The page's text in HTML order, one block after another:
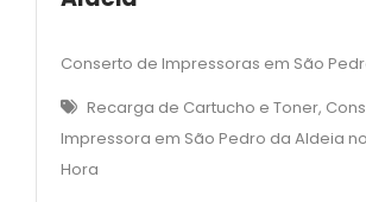
Conserto de Impressoras em São
Recarga de Cartucho e Toner,
Impressora em São Pedro da Aldeia
Hora